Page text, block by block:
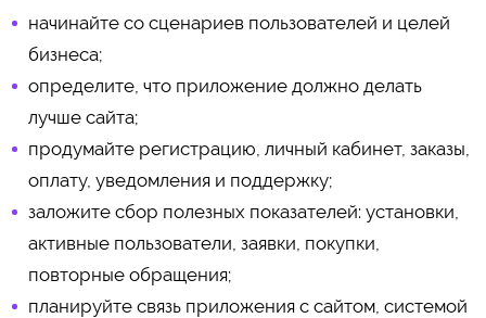
начинайте со сценариев пользователей и целей
бизнеса;
определите, что приложение должно делать
лучше сайта;
продумайте регистрацию, личный кабинет, заказы,
оплату, уведомления и поддержку;
заложите сбор полезных показателей: установки,
активные пользователи, заявки, покупки,
повторные обращения;
планируйте связь приложения с сайтом, системой